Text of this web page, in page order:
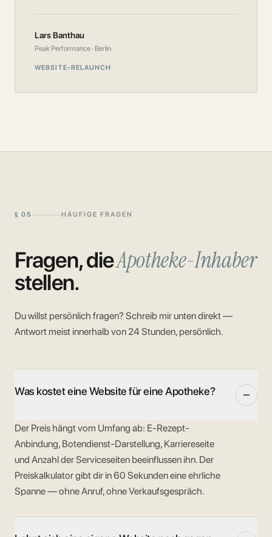
Lars Banthau
Peak Performance · Berlin
WEBSITE-RELAUNCH
§ 05 HÄUFIGE FRAGEN
Fragen, dieApotheke-Inhaber
stellen.
Du willst persönlich fragen? Schreib mir unten direkt —
Antwort meist innerhalb von 24 Stunden, persönlich.
Was kostet eine Website für eine Apotheke?
Der Preis hängt vom Umfang ab: E-Rezept-
Anbindung, Botendienst-Darstellung, Karriereseite
und Anzahl der Serviceseiten beeinflussen ihn. Der
Preiskalkulator gibt dir in 60 Sekunden eine ehrliche
Spanne — ohne Anruf, ohne Verkaufsgespräch.